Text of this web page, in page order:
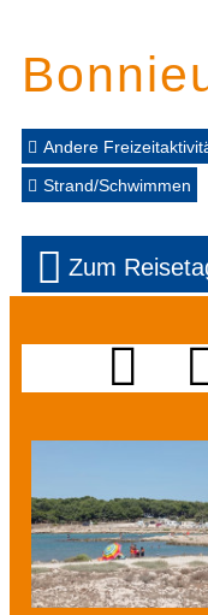
Andere
Strand/Schwimmen
Zum